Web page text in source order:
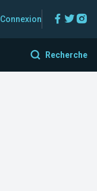
Connexion
Recherche